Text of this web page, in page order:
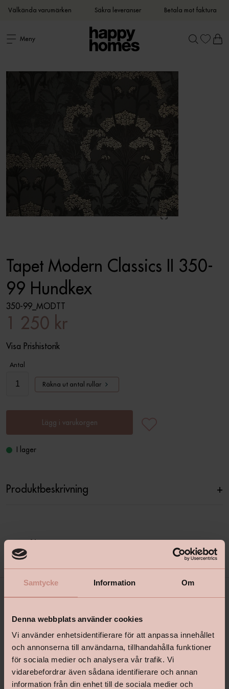
Samtycke Information Om
Denna webbplats använder cookies
Vi använder enhetsidentifierare för att anpassa innehållet
och annonserna till användarna, tillhandahålla funktioner
för sociala medier och analysera vår trafik. Vi
vidarebefordrar även sådana identifierare och annan
information från din enhet till de sociala medier och
Välkända varumärken Säkra leveranser Betala mot faktura
Meny
Tapet Modern Classics II 350-
99 Hundkex
350-99_MODTT
1 250 kr
Visa Prishistorik
Antal
Räkna ut antal rullar
Lägg i varukorgen
I lager
Produktbeskrivning +
Specifikationer +
shop@happyhomes.se